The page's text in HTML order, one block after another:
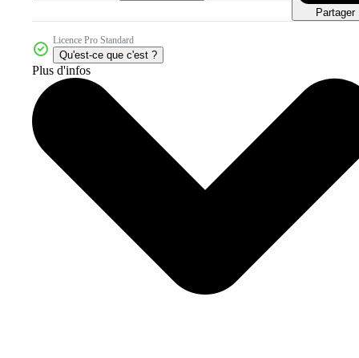
Partager
Licence Pro Standard
Qu'est-ce que c'est ?
Plus d'infos